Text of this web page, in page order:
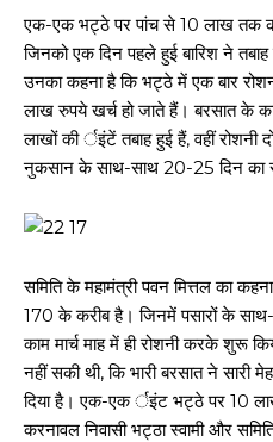
एक-एक भट्ठे पर पांच से 10 लाख तक
जिनको एक दिन पहले हुई बारिश ने
उनका कहना है कि भट्ठे में एक बार
लाख रुपये खर्च हो जाते हैं। बरसात के
लाखों की र्इंटें तबाह हुई हैं, वहीं
नुकसान के साथ-साथ 20-25 दिन का
समिति के महामंत्री पवन मित्तल का
170 के करीब है। जिनमें पसारों के
काम मार्च माह में ही रोशनी करके शुरू
नहीं सकी थी, कि भारी बरसात ने सारी
दिया है। एक-एक र्इंट भट्ठे पर 10
करनावल निवासी भट्ठा स्वामी और